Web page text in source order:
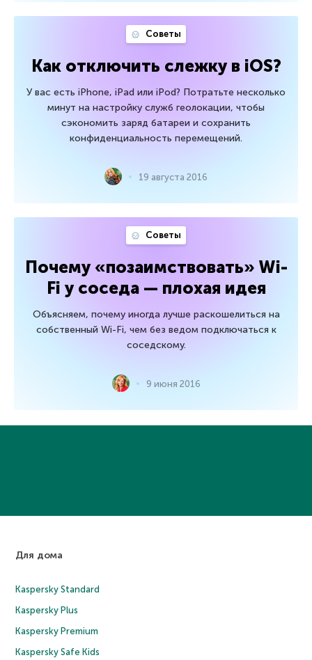
Советы
Как отключить слежку в iOS?
У вас есть iPhone, iPad или iPod? Потратьте несколько
минут на настройку служб геолокации, чтобы
сэкономить заряд батареи и сохранить
конфиденциальность перемещений.
19 августа 2016
Советы
Почему «позаимствовать» Wi-
Fi у соседа — плохая идея
Объясняем, почему иногда лучше раскошелиться на
собственный Wi-Fi, чем без ведом подключаться к
соседскому.
9 июня 2016
Для дома
Kaspersky Standard
Kaspersky Plus
Kaspersky Premium
Kaspersky Safe Kids